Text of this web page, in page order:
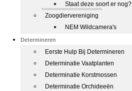
Staat deze soort er nog?
Zoogdiervereniging
NEM Wildcamera's
Determineren
Eerste Hulp Bij Determineren
Determinatie Vaatplanten
Determinatie Korstmossen
Determinatie Orchideeën